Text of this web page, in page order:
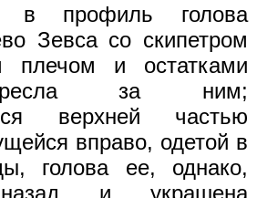
в профиль голова
Зевса со скипетром
плечом и остатками
за ним;
верхней частью
вправо, одетой в
голова ее, однако,
назад и украшена